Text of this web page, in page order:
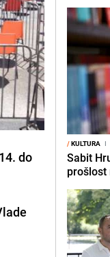
do
/KULTURA I
Sabit
prošlost